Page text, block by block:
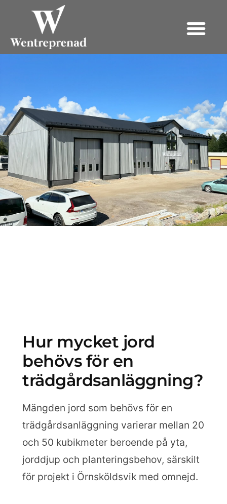
Hur mycket jord
behövs för en
trädgårdsanläggning?
Mängden jord som behövs för en
trädgårdsanläggning varierar mellan 20
och 50 kubikmeter beroende på yta,
jorddjup och planteringsbehov, särskilt
för projekt i Örnsköldsvik med omnejd.